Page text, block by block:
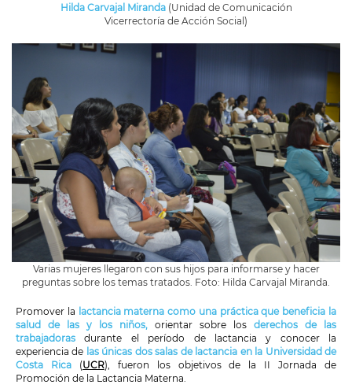
Hilda Carvajal Miranda(Unidad de Comunicación
Vicerrectoría de Acción Social)
Varias mujeres llegaron con sus hijos para informarse y hacer
preguntas sobre los temas tratados. Foto: Hilda Carvajal Miranda.
Promover la lactancia materna como una práctica que beneficia la
salud de las y los niños, orientar sobre los derechos de las
trabajadoras durante el período de lactancia y conocer la
experiencia de las únicas dos salas de lactancia en la Universidad de
Costa Rica(UCR), fueron los objetivos de la II Jornada de
Promoción de la Lactancia Materna.